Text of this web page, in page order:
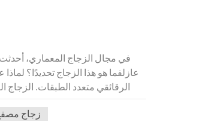
في مجال الزجاج المعماري، أحدثت
عازلفما هو هذا الزجاج تحديدًا؟
الرقائقي متعدد الطبقات.
زجاج